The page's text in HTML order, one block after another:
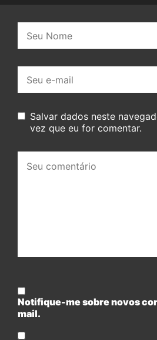
mail:
Salvar dados neste
vez que eu for comentar.
comentário:
Notifique-me sobre novos
mail.